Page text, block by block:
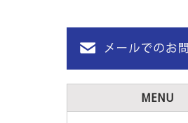
MENU